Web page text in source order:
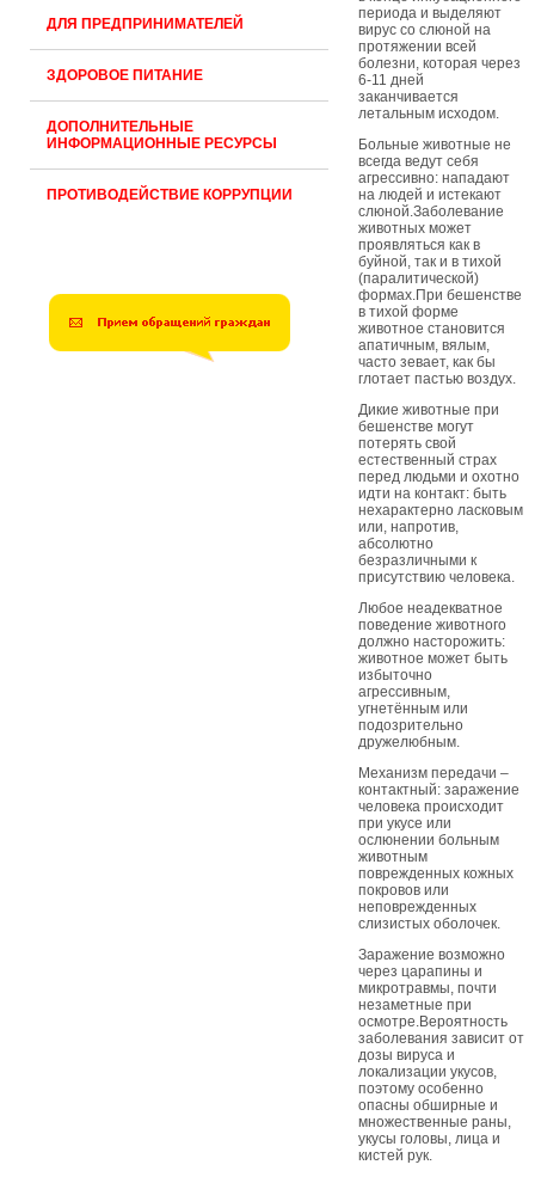
ДЛЯ ПРЕДПРИНИМАТЕЛЕЙ
ЗДОРОВОЕ ПИТАНИЕ
ДОПОЛНИТЕЛЬНЫЕ
ИНФОРМАЦИОННЫЕ РЕСУРСЫ
ПРОТИВОДЕЙСТВИЕ КОРРУПЦИИ
периода и выделяют
вирус со слюной на
протяжении всей
болезни, которая через
6-11 дней
заканчивается
летальным исходом.
Больные животные не
всегда ведут себя
агрессивно: нападают
на людей и истекают
слюной.Заболевание
животных может
проявляться как в
буйной, так и в тихой
(паралитической)
формах.При бешенстве
в тихой форме
животное становится
апатичным, вялым,
часто зевает, как бы
глотает пастью воздух.
Дикие животные при
бешенстве могут
потерять свой
естественный страх
перед людьми и охотно
идти на контакт: быть
нехарактерно ласковым
или, напротив,
абсолютно
безразличными к
присутствию человека.
Любое неадекватное
поведение животного
должно насторожить:
животное может быть
избыточно
агрессивным,
угнетённым или
подозрительно
дружелюбным.
Механизм передачи –
контактный: заражение
человека происходит
при укусе или
ослюнении больным
животным
поврежденных кожных
покровов или
неповрежденных
слизистых оболочек.
Заражение возможно
через царапины и
микротравмы, почти
незаметные при
осмотре.Вероятность
заболевания зависит от
дозы вируса и
локализации укусов,
поэтому особенно
опасны обширные и
множественные раны,
укусы головы, лица и
кистей рук.